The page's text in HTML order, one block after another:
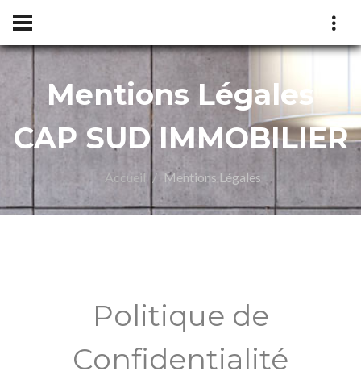
Mentions Légales
CAP SUD IMMOBILIER
Accueil Mentions Légales
Politique de
Confidentialité